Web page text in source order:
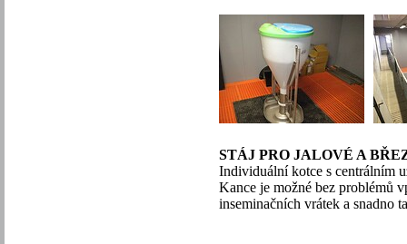
STÁJ PRO JALOVÉ A
Individuální kotce s centrálním
Kance je možné bez problémů
inseminačních vrátek a snadno